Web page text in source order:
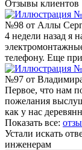
Отзывы клиентов
№98 от Аллы
4 недели назад я
телефону. Еще
№97 от
Первое, что нам
пожелания
как у нас
Показать все:
Устали искать
инженерам